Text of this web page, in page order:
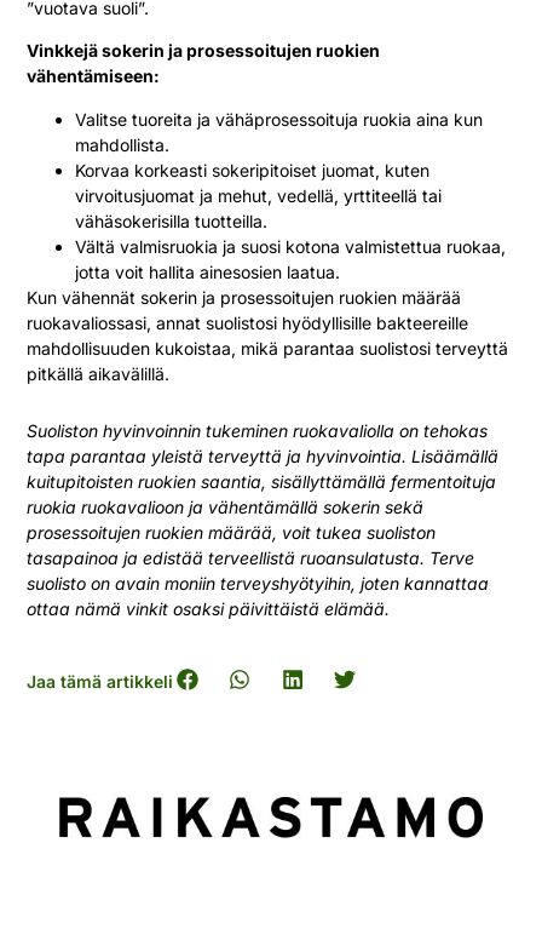
”vuotava suoli”.
Vinkkejä sokerin ja prosessoitujen ruokien
vähentämiseen:
Valitse tuoreita ja vähäprosessoituja ruokia aina kun
mahdollista.
Korvaa korkeasti sokeripitoiset juomat, kuten
virvoitusjuomat ja mehut, vedellä, yrttiteellä tai
vähäsokerisilla tuotteilla.
Vältä valmisruokia ja suosi kotona valmistettua ruokaa,
jotta voit hallita ainesosien laatua.
Kun vähennät sokerin ja prosessoitujen ruokien määrää
ruokavaliossasi, annat suolistosi hyödyllisille bakteereille
mahdollisuuden kukoistaa, mikä parantaa suolistosi terveyttä
pitkällä aikavälillä.
Suoliston hyvinvoinnin tukeminen ruokavaliolla on tehokas
tapa parantaa yleistä terveyttä ja hyvinvointia. Lisäämällä
kuitupitoisten ruokien saantia, sisällyttämällä fermentoituja
ruokia ruokavalioon ja vähentämällä sokerin sekä
prosessoitujen ruokien määrää, voit tukea suoliston
tasapainoa ja edistää terveellistä ruoansulatusta. Terve
suolisto on avain moniin terveyshyötyihin, joten kannattaa
ottaa nämä vinkit osaksi päivittäistä elämää.
Jaa tämä artikkeli